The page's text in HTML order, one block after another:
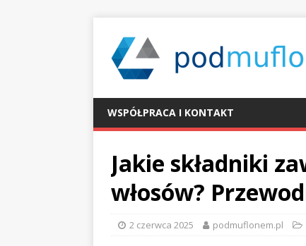
WSPÓŁPRACA I KONTAKT
Jakie składniki
włosów?
2 czerwca 2025 podmuflonem.pl